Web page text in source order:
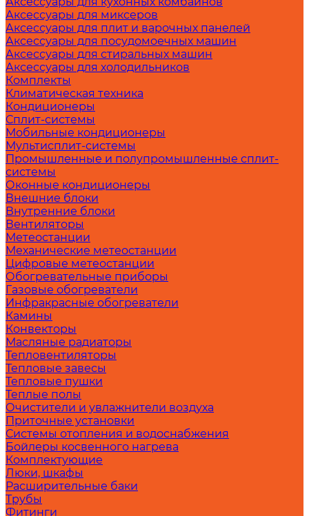
Аксессуары для миксеров
Аксессуары для плит и варочных панелей
Аксессуары для посудомоечных машин
Аксессуары для стиральных машин
Аксессуары для холодильников
Комплекты
Климатическая техника
Кондиционеры
Сплит-системы
Мобильные кондиционеры
Мультисплит-системы
Промышленные и полупромышленные сплит-
системы
Оконные кондиционеры
Внешние блоки
Внутренние блоки
Вентиляторы
Метеостанции
Механические метеостанции
Цифровые метеостанции
Обогревательные приборы
Газовые обогреватели
Инфракрасные обогреватели
Камины
Конвекторы
Масляные радиаторы
Тепловентиляторы
Тепловые завесы
Тепловые пушки
Теплые полы
Очистители и увлажнители воздуха
Приточные установки
Системы отопления и водоснабжения
Бойлеры косвенного нагрева
Комплектующие
Люки, шкафы
Расширительные баки
Трубы
Фитинги